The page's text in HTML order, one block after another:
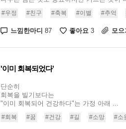
#우정 #친구 #축복 #이별 #추억
느낌한마디 87 좋아요 3 모으
'이미 회복되었다'
단순히
회복을 빌기보다는
"이미 회복되어 건강하다"는 가정 아래 ...
#회복 #꿈 #건강 #길 #소망 #소